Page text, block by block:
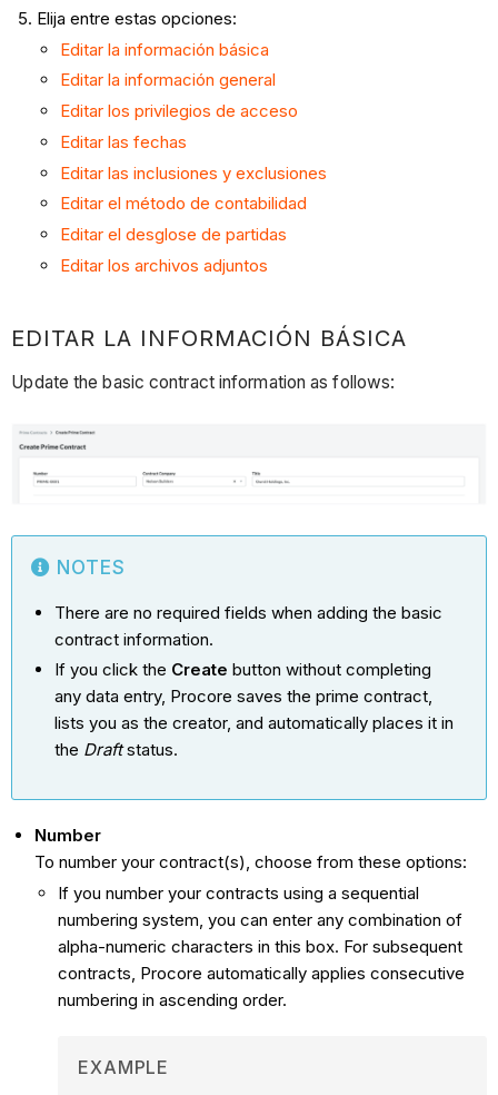
Elija entre estas opciones:
Editar la información básica
Editar la información general
Editar los privilegios de acceso
Editar las fechas
Editar las inclusiones y exclusiones
Editar el método de contabilidad
Editar el desglose de partidas
Editar los archivos adjuntos
EDITAR LA INFORMACIÓN BÁSICA
Update the basic contract information as follows:
NOTES
There are no required fields when adding the basic
contract information.
If you click the Create button without completing
any data entry, Procore saves the prime contract,
lists you as the creator, and automatically places it in
the Draftstatus.
Number
To number your contract(s), choose from these options:
If you number your contracts using a sequential
numbering system, you can enter any combination of
alpha-numeric characters in this box. For subsequent
contracts, Procore automatically applies consecutive
numbering in ascending order.
EXAMPLE